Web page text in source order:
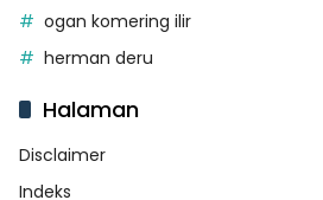
ogan komering ilir
herman deru
Halaman
Disclaimer
Indeks